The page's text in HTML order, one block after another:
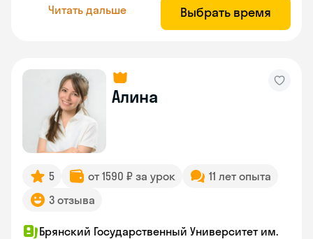
Читать дальше Выбрать время
Алина
5 от 1590 ₽ за урок
11 лет опыта
3 отзыва
Брянский Государственный Университет им.